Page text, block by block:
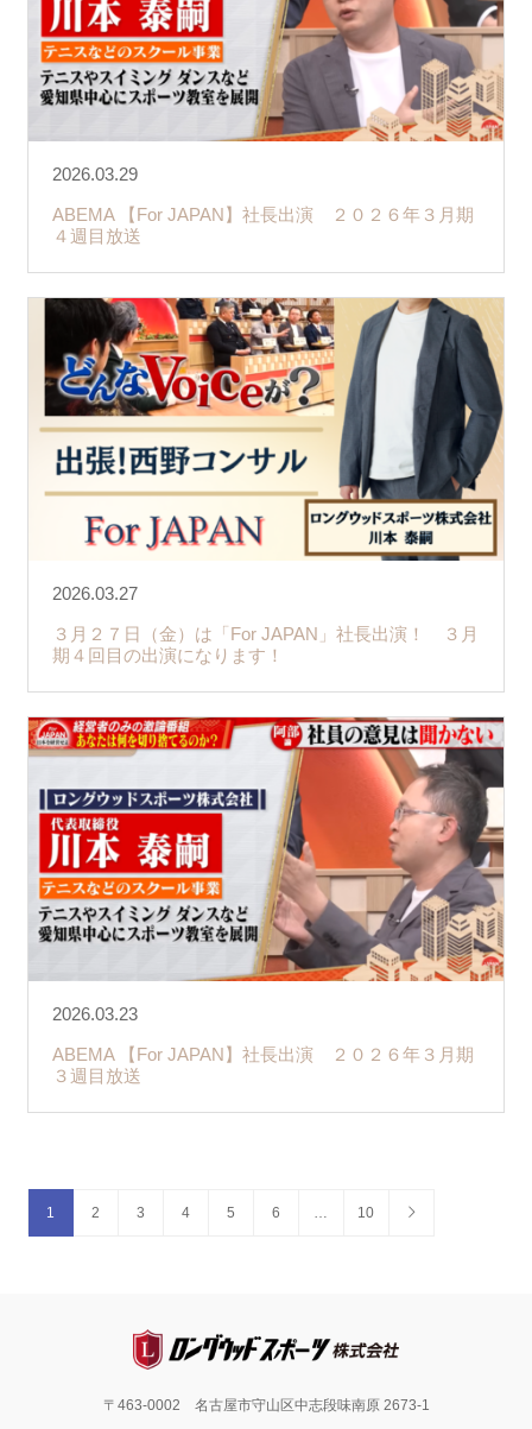
2026.03.29
ABEMA 【For JAPAN】社長出演 ２０２６年３月期
４週目放送
2026.03.27
３月２７日（金）は「For JAPAN」社長出演！ ３月
期４回目の出演になります！
2026.03.23
ABEMA 【For JAPAN】社長出演 ２０２６年３月期
３週目放送
1 2 3 4 5 6 10
〒463-0002 名古屋市守山区中志段味南原 2673-1